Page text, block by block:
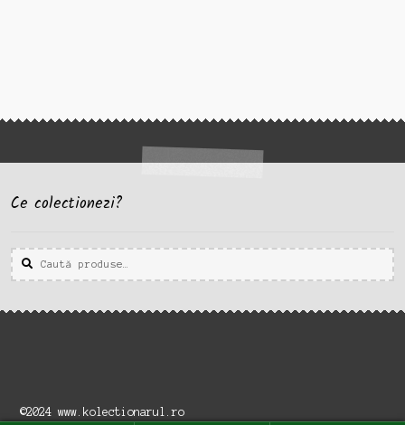
Ce colectionezi?
Caută
după:
Caută
©2024 www.kolectionarul.ro